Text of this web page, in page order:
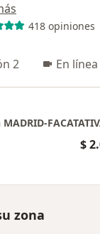
418 opiniones
2 En línea
$
zona